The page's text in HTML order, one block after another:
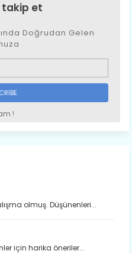
takip et
Doğrudan Gelen
!
olmuş. Düşünenleri...
için harika öneriler...